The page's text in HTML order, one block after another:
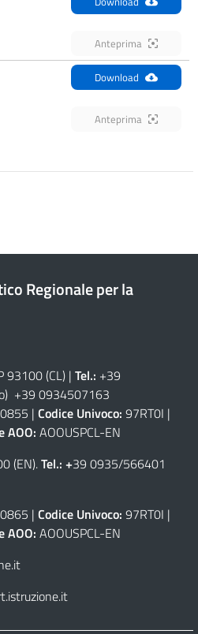
Anteprima
Download
Anteprima
Regionale per la
93100 (CL) | Tel.: +39
+39 0934507163
| Codice Univoco: 97RT0I |
AOO: AOOUSPCL-EN
(EN).Tel.: +39 0935/566401
| Codice Univoco: 97RT0I |
AOO: AOOUSPCL-EN